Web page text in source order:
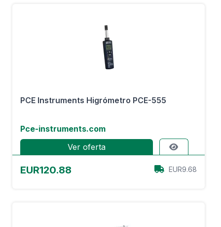
PCE Instruments Higrómetro PCE-555
Pce-instruments.com
Ver oferta
EUR120.88 EUR9.68